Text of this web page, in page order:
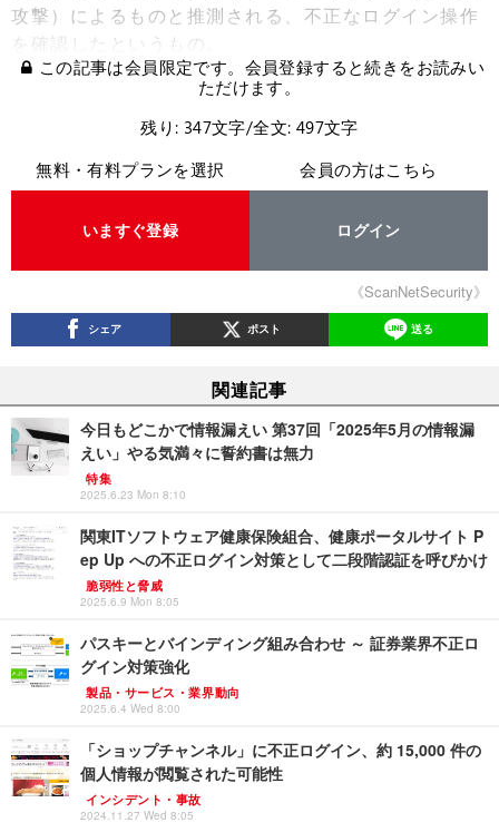
攻撃）によるものと推測される、不正なログイン操作
を確認したというもの。
この記事は会員限定です。会員登録すると続きをお読みい
ただけます。
残り: 347文字/全文: 497文字
無料・有料プランを選択
いますぐ登録
会員の方はこちら
ログイン
《ScanNetSecurity》
シェア ポスト 送る
関連記事
今日もどこかで情報漏えい 第37回「2025年5月の情報漏
えい」やる気満々に誓約書は無力
特集
2025.6.23 Mon 8:10
関東ITソフトウェア健康保険組合、健康ポータルサイト P
ep Up への不正ログイン対策として二段階認証を呼びかけ
脆弱性と脅威
2025.6.9 Mon 8:05
パスキーとバインディング組み合わせ ～ 証券業界不正ロ
グイン対策強化
製品・サービス・業界動向
2025.6.4 Wed 8:00
「ショップチャンネル」に不正ログイン、約 15,000 件の
個人情報が閲覧された可能性
インシデント・事故
2024.11.27 Wed 8:05